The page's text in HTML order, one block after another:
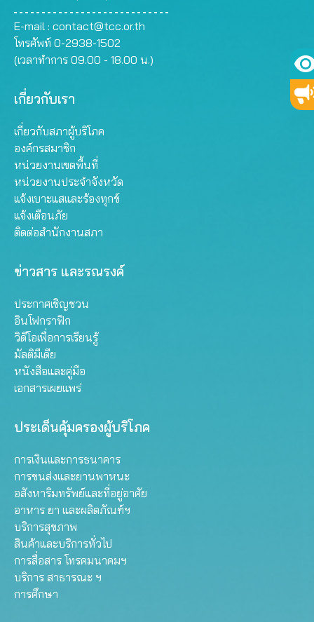
E-mail : contact@tcc.or.th
โทรศัพท์ 0-2938-1502
(เวลาทำการ 09.00 - 18.00 น.)
เกี่ยวกับเรา
เกี่ยวกับสภาผู้บริโภค
องค์กรสมาชิก
หน่วยงานเขตพื้นที่
หน่วยงานประจำจังหวัด
แจ้งเบาะแสและร้องทุกข์
แจ้งเตือนภัย
ติดต่อสำนักงานสภา
ข่าวสาร และรณรงค์
ประกาศเชิญชวน
อินโฟกราฟิก
วิดีโอเพื่อการเรียนรู้
มัลติมีเดีย
หนังสือและคู่มือ
เอกสารเผยแพร่
ประเด็นคุ้มครองผู้บริโภค
การเงินและการธนาคาร
การขนส่งและยานพาหนะ
อสังหาริมทรัพย์และที่อยู่อาศัย
อาหาร ยา และผลิตภัณฑ์ฯ
บริการสุขภาพ
สินค้าและบริการทั่วไป
การสื่อสาร โทรคมนาคมฯ
บริการ สาธารณะ ฯ
การศึกษา